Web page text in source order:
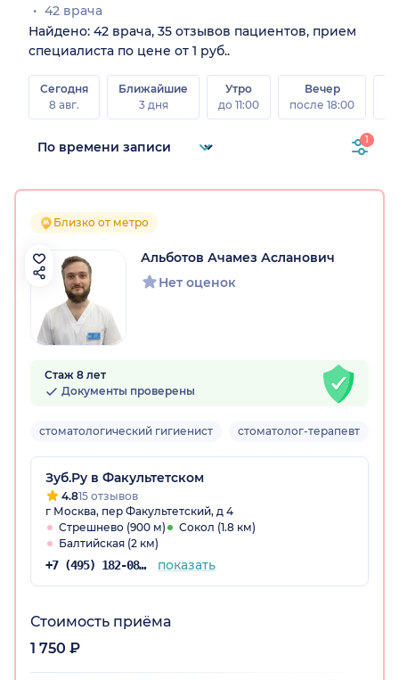
42 врача
Найдено: 42 врача, 35 отзывов пациентов, прием
специалиста по цене от 1 руб..
Сегодня
8 авг.
Ближайшие
3 дня
Утро
до 11:00
Вечер
после 18:00
1
Близко от метро
Альботов Ачамез Асланович
Нет оценок
Стаж 8 лет
Документы проверены
стоматологический гигиенист стоматолог-терапевт
Зуб.Ру в Факультетском
4.815 отзывов
г Москва, пер Факультетский, д 4
Стрешнево (900 м)
Сокол (1.8 км)
Балтийская (2 км)
+7 (495) 182-08-75 показать
Стоимость приёма
1 750 ₽